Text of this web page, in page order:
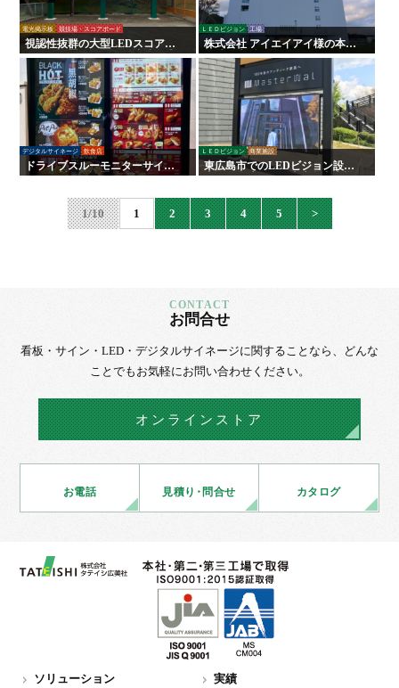
電光掲示板 競技場・スコアボード
視認性抜群の大型LEDスコアボ
ードを設置しました。地域と球
場の活性化に貢献【静岡県 桃沢
グラウンド様】
ＬＥＤビジョン 工場
株式会社 アイエイアイ様の本社
外壁に大型屋外LEDビジョンを
導入｜企業PRと地域貢献を両立
デジタルサイネージ 飲食店
ドライブスルーモニターサイネ
ージの製作・設置 をいたしまし
チキン様
ＬＥＤビジョン 商業施設
東広島市でのLEDビジョン設置
事例｜創建ホーム東広島支店様
を導入
1/10 1 2 3 4 5 >
お問合せ
看板・サイン・LED・デジタルサイネージに関することなら、
どんな
ことでもお気軽にお問い合わせください。
オンラインストア
お電話 見積り・ 問合せ カタログ
ソリューション 実績